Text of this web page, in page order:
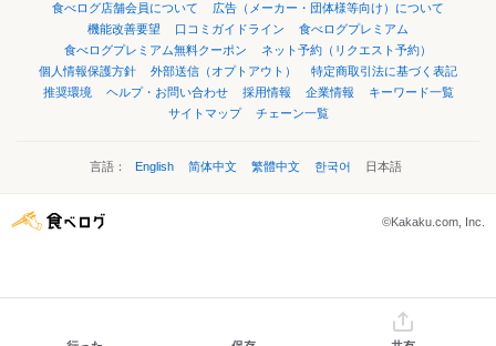
食べログ店舗会員について
広告（メーカー・団体様等向け）について
機能改善要望
口コミガイドライン
食べログプレミアム
食べログプレミアム無料クーポン
ネット予約（リクエスト予約）
個人情報保護方針
外部送信（オプトアウト）
特定商取引法に基づく表記
推奨環境
ヘルプ・お問い合わせ 採用情報 企業情報
キーワード一覧
サイトマップ
チェーン一覧
言語： English 简体中文 繁體中文 한국어 日本語
©Kakaku.com, Inc.